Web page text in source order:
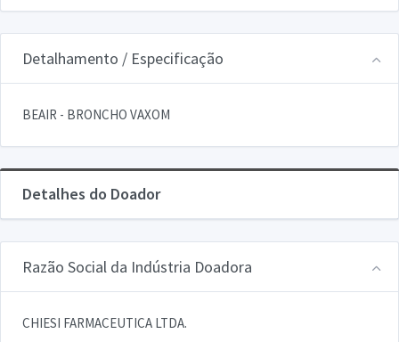
Detalhamento / Especificação
BEAIR - BRONCHO VAXOM
Detalhes do Doador
Razão Social da Indústria Doadora
CHIESI FARMACEUTICA LTDA.